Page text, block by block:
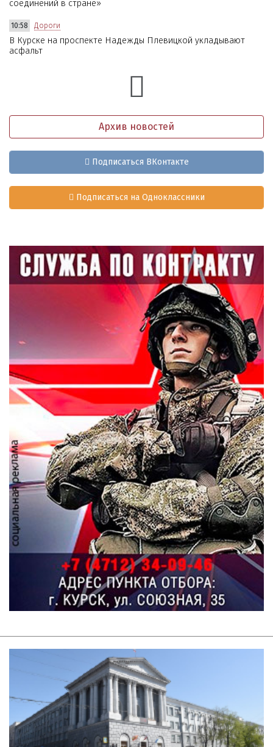
соединений в стране»
10:58 Дороги
В Курске на проспекте Надежды Плевицкой укладывают
асфальт
Архив новостей
Подписаться ВКонтакте
Подписаться на Одноклассники